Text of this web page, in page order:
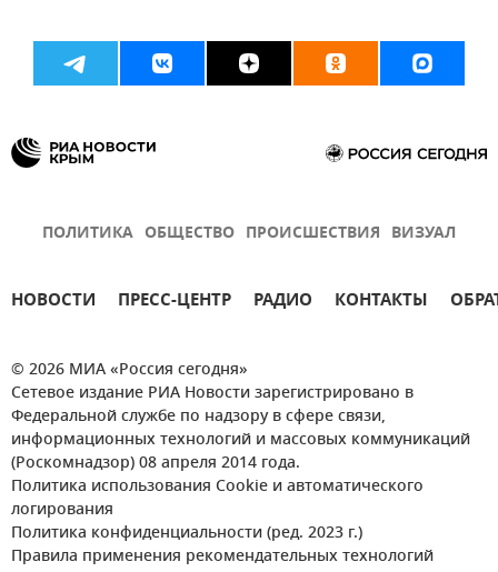
ПОЛИТИКА ОБЩЕСТВО ПРОИСШЕСТВИЯ ВИЗУАЛ
НОВОСТИ ПРЕСС-ЦЕНТР РАДИО КОНТАКТЫ
© 2026 МИА «Россия сегодня»
Сетевое издание РИА Новости зарегистрировано в
Федеральной службе по надзору в сфере связи,
информационных технологий и массовых коммуникаций
(Роскомнадзор) 08 апреля 2014 года.
Политика использования Cookie и автоматического
логирования
Политика конфиденциальности (ред. 2023 г.)
Правила применения рекомендательных технологий